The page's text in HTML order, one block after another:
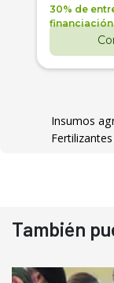
30% de
financiación
Insumos
Fertilizantes
También